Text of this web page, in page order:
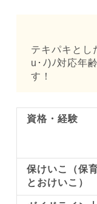
テキパキとし
u･ﾉ)ﾉ対応年
す！
資格・経験
保けいこ（保
とおけいこ）